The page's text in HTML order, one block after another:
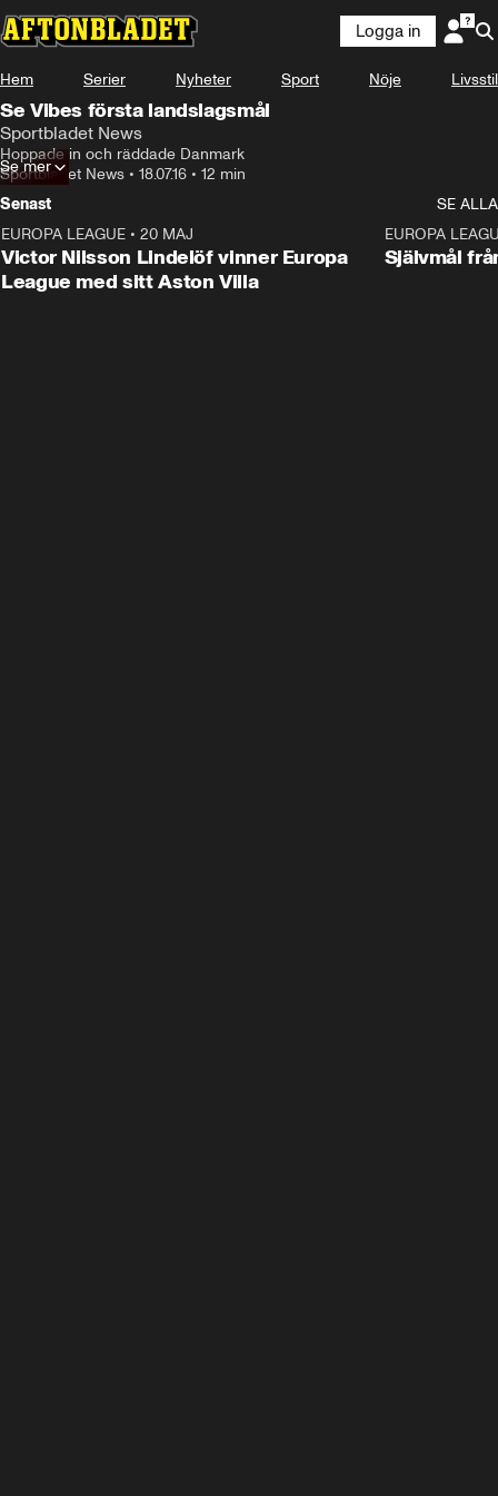
Logga in
Hem Serier Nyheter Sport Nöje Livsstil
Se Vibes första landslagsmål
Sportbladet News
Hoppade in och räddade Danmark
Sportbladet News • 18.07.16 • 12 min
Se mer
Senast
SE ALLA
EUROPA LEAGUE • 20 MAJ
Victor Nilsson Lindelöf vinner Europa
League med sitt Aston Villa
EUROPA
Självmål